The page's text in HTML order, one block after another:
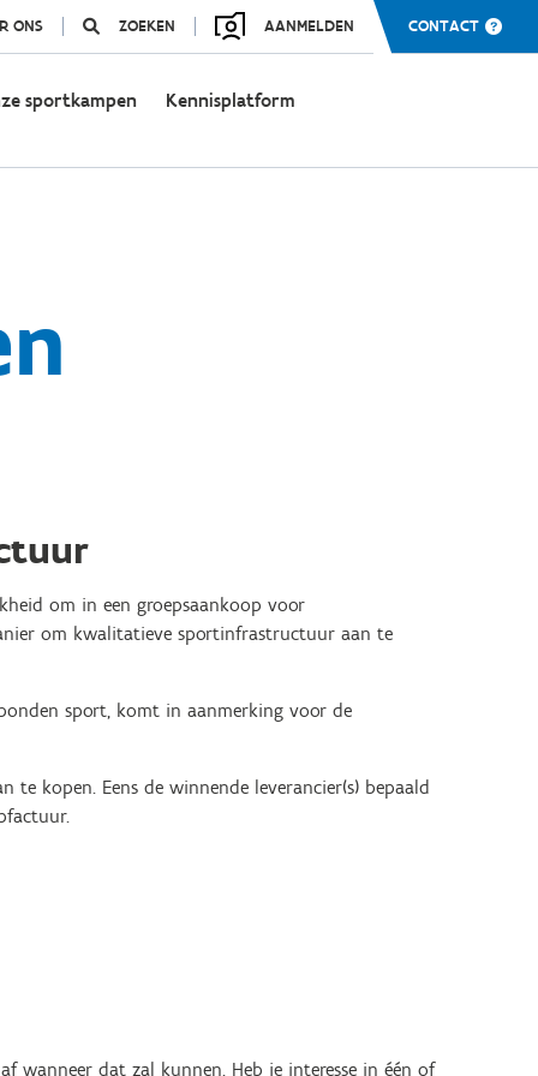
ONS ZOEKEN AANMELDEN CONTACT
sportkampen Kennisplatform
om in een groepsaankoop voor
om kwalitatieve sportinfrastructuur aan te
sport, komt in aanmerking voor de
te kopen. Eens de winnende leverancier(s) bepaald
wanneer dat zal kunnen. Heb je interesse in één of